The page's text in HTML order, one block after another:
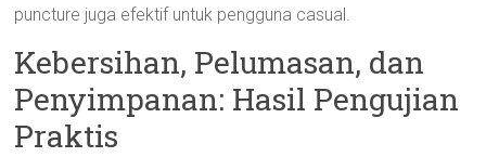
puncture juga efektif untuk pengguna casual.
Kebersihan, Pelumasan, dan
Penyimpanan: Hasil Pengujian
Praktis